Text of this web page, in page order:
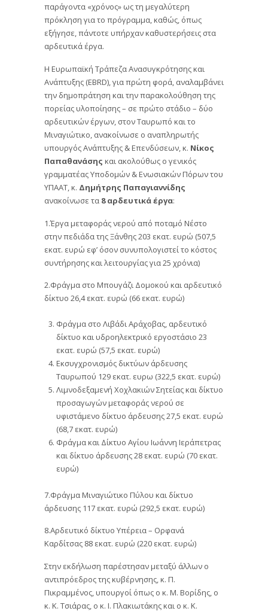
παράγοντα «χρόνος» ως τη μεγαλύτερη
πρόκληση για το πρόγραμμα, καθώς, όπως
εξήγησε, πάντοτε υπήρχαν καθυστερήσεις στα
αρδευτικά έργα.
Η Ευρωπαϊκή Τράπεζα Ανασυγκρότησης και
Ανάπτυξης (EBRD), για πρώτη φορά, αναλαμβάνει
την δημοπράτηση και την παρακολούθηση της
πορείας υλοποίησης – σε πρώτο στάδιο – δύο
αρδευτικών έργων, στον Ταυρωπό και το
Μιναγιώτικο, ανακοίνωσε ο αναπληρωτής
υπουργός Ανάπτυξης & Επενδύσεων, κ. Νίκος
Παπαθανάσης και ακολούθως ο γενικός
γραμματέας Υποδομών & Ενωσιακών Πόρων του
ΥΠΑΑΤ, κ. Δημήτρης Παπαγιαννίδης
ανακοίνωσε τα 8 αρδευτικά έργα:
1.Έργα μεταφοράς νερού από ποταμό Νέστο
στην πεδιάδα της Ξάνθης 203 εκατ. ευρώ (507,5
εκατ. ευρώ εφ’ όσον συνυπολογιστεί το κόστος
συντήρησης και λειτουργίας για 25 χρόνια)
2.Φράγμα στο Μπουγάζι Δομοκού και αρδευτικό
δίκτυο 26,4 εκατ. ευρώ (66 εκατ. ευρώ)
Φράγμα στο Λιβάδι Αράχοβας, αρδευτικό
δίκτυο και υδροηλεκτρικό εργοστάσιο 23
εκατ. ευρώ (57,5 εκατ. ευρώ)
Εκσυγχρονισμός δικτύων άρδευσης
Ταυρωπού 129 εκατ. ευρω (322,5 εκατ. ευρώ)
Λιμνοδεξαμενή Χοχλακιών Σητείας και δίκτυο
προσαγωγών μεταφοράς νερού σε
υφιστάμενο δίκτυο άρδευσης 27,5 εκατ. ευρώ
(68,7 εκατ. ευρώ)
Φράγμα και Δίκτυο Αγίου Ιωάννη Ιεράπετρας
και δίκτυο άρδευσης 28 εκατ. ευρώ (70 εκατ.
ευρώ)
7.Φράγμα Μιναγιώτικο Πύλου και δίκτυο
άρδευσης 117 εκατ. ευρώ (292,5 εκατ. ευρώ)
8.Αρδευτικό δίκτυο Υπέρεια – Ορφανά
Καρδίτσας 88 εκατ. ευρώ (220 εκατ. ευρώ)
Στην εκδήλωση παρέστησαν μεταξύ άλλων ο
αντιπρόεδρος της κυβέρνησης, κ. Π.
Πικραμμένος, υπουργοί όπως ο κ. Μ. Βορίδης, ο
κ. Κ. Τσιάρας, ο κ. Ι. Πλακιωτάκης και ο κ. Κ.